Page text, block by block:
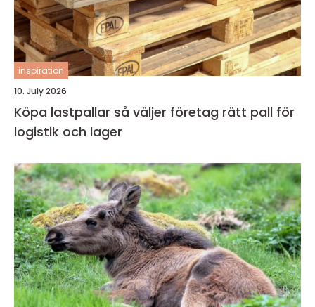
inspiration
10. July 2026
Köpa lastpallar så väljer företag rätt pall för
logistik och lager